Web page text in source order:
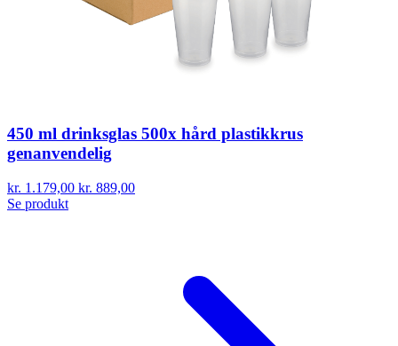
450 ml drinksglas 500x hård plastikkrus
genanvendelig
kr. 1.179,00 kr. 889,00
Se produkt